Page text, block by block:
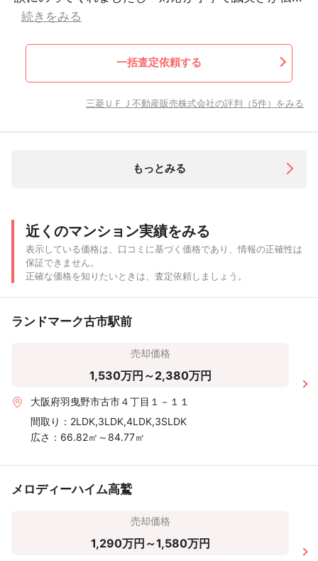
続きをみる
一括査定依頼する
三菱ＵＦＪ不動産販売株式会社の評判（5件）をみる
もっとみる
近くのマンション実績をみる
表示している価格は、口コミに基づく価格であり、情報の正確性は
保証できません。
正確な価格を知りたいときは、査定依頼しましょう。
ランドマーク古市駅前
売却価格
1,530万円～2,380万円
大阪府羽曳野市古市４丁目１－１１
間取り： 2LDK,3LDK,4LDK,3SLDK
広さ： 66.82㎡～84.77㎡
メロディーハイム高鷲
売却価格
1,290万円～1,580万円